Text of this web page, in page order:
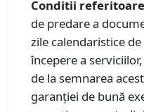
Conditii
de predare a
zile calendaristice
începere a
de la semnarea
garanției de bună